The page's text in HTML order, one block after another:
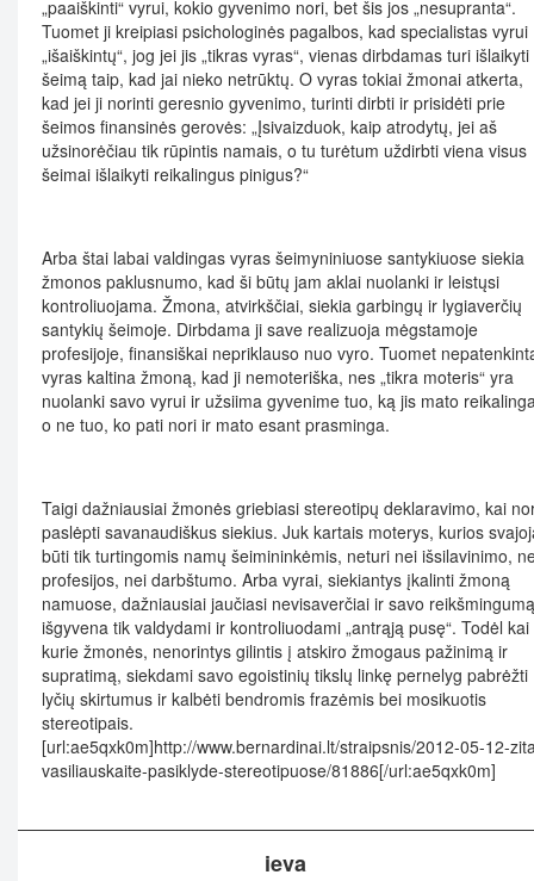
„paaiškinti“ vyrui, kokio gyvenimo nori, bet šis jos „nesupranta“.
Tuomet ji kreipiasi psichologinės pagalbos, kad specialistas vyrui
„išaiškintų“, jog jei jis „tikras vyras“, vienas dirbdamas turi išlaikyti
šeimą taip, kad jai nieko netrūktų. O vyras tokiai žmonai atkerta,
kad jei ji norinti geresnio gyvenimo, turinti dirbti ir prisidėti prie
šeimos finansinės gerovės: „Įsivaizduok, kaip atrodytų, jei aš
užsinorėčiau tik rūpintis namais, o tu turėtum uždirbti viena visus
šeimai išlaikyti reikalingus pinigus?“
Arba štai labai valdingas vyras šeimyniniuose santykiuose siekia
žmonos paklusnumo, kad ši būtų jam aklai nuolanki ir leistųsi
kontroliuojama. Žmona, atvirkščiai, siekia garbingų ir lygiaverčių
santykių šeimoje. Dirbdama ji save realizuoja mėgstamoje
profesijoje, finansiškai nepriklauso nuo vyro. Tuomet
vyras kaltina žmoną, kad ji nemoteriška, nes „tikra moteris“ yra
nuolanki savo vyrui ir užsiima gyvenime tuo, ką jis mato
o ne tuo, ko pati nori ir mato esant prasminga.
Taigi dažniausiai žmonės griebiasi stereotipų deklaravimo, kai
paslėpti savanaudiškus siekius. Juk kartais moterys, kurios
būti tik turtingomis namų šeimininkėmis, neturi nei išsilavinimo,
profesijos, nei darbštumo. Arba vyrai, siekiantys įkalinti žmoną
namuose, dažniausiai jaučiasi nevisaverčiai ir savo reikšmingumą
išgyvena tik valdydami ir kontroliuodami „antrąją pusę“. Todėl kai
kurie žmonės, nenorintys gilintis į atskiro žmogaus pažinimą ir
supratimą, siekdami savo egoistinių tikslų linkę pernelyg pabrėžti
lyčių skirtumus ir kalbėti bendromis frazėmis bei mosikuotis
stereotipais.
[url:ae5qxk0m]http://www.bernardinai.lt/straipsnis/2012-05-12-
vasiliauskaite-pasiklyde-stereotipuose/81886[/url:ae5qxk0m]
ieva